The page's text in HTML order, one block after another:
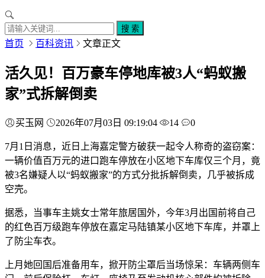
搜 索
首页 百科资讯 文章正文
活久见！百万豪车停地库被3人“蚂蚁搬
家”式拆解倒卖
买玉网 2026年07月03日 09:19:04 14 0
7月1日消息，近日上海嘉定警方破获一起令人称奇的盗窃案：
一辆价值百万元的进口跑车停放在小区地下车库仅三个月，竟
被3名嫌疑人以“蚂蚁搬家”的方式分批拆解倒卖，几乎被拆成
空壳。
据悉，当事车主姚女士常年旅居国外，今年3月出国前将自己
的红色百万级跑车停放在嘉定马陆镇某小区地下车库，并罩上
了防尘车衣。
上月她回国后准备用车，掀开防尘罩后当场惊呆：车辆两侧车